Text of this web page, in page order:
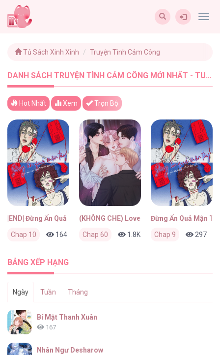
Tủ Sách Xinh Xinh Truyện Tình Cảm Công
DANH SÁCH TRUYỆN TÌNH CẢM CÔNG MỚI NHẤT - TUSACHXINHXINH (3)
Hot Nhất Xem Trọn Bộ
|END| Đừng Ấn Quả Mận Tây
Chap 10 164 0 2 tuần trước
(KHÔNG CHE) Love Remedy
Chap 60 1.8K 1 4 tuần trước
Đừng Ấn Quả Mận
Chap 9 297
BẢNG XẾP HẠNG
Ngày Tuần Tháng
Bí Mật Thanh Xuân
167
Nhân Ngư Desharow